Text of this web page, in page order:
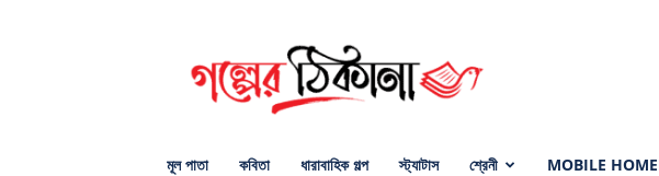
গল্পের
ঠিকানা
ডট
মূল পাতা কবিতা ধারাবাহিক গল্প স্ট্যাটাস শ্রেনী MOBILE